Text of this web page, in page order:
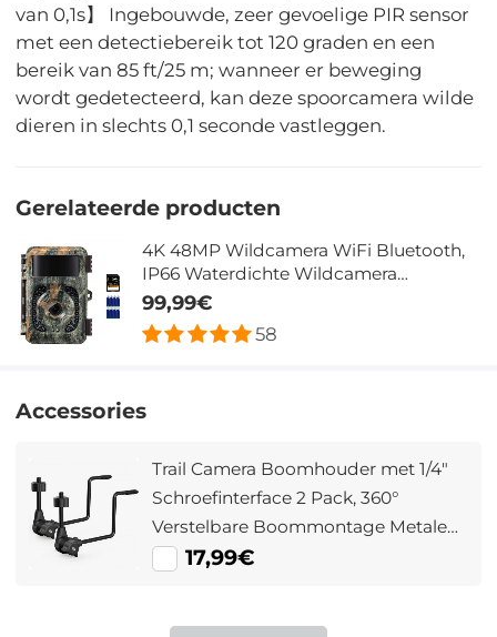
van 0,1s】 Ingebouwde, zeer gevoelige PIR sensor
met een detectiebereik tot 120 graden en een
bereik van 85 ft/25 m; wanneer er beweging
wordt gedetecteerd, kan deze spoorcamera wilde
dieren in slechts 0,1 seconde vastleggen.
Gerelateerde producten
4K 48MP Wildcamera WiFi Bluetooth,
IP66 Waterdichte Wildcamera
Jachtcamera 120° Detectiehoek 0.2S
Trigger met U3 64GB SD Kaart en 8
Batterijen
99,99€
58
Accessories
Trail Camera Boomhouder met 1/4"
Schroefinterface 2 Pack, 360°
Verstelbare Boommontage Metalen
Beugel voor Trail Camera's,
17,99€